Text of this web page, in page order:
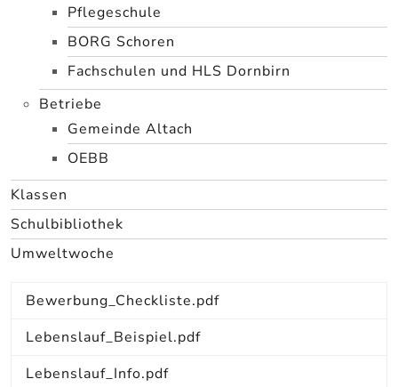
Pflegeschule
BORG Schoren
Fachschulen und HLS Dornbirn
Betriebe
Gemeinde Altach
OEBB
Klassen
Schulbibliothek
Umweltwoche
Bewerbung_Checkliste.pdf
Lebenslauf_Beispiel.pdf
Lebenslauf_Info.pdf